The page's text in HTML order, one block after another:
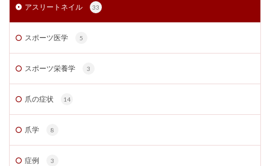
アスリートネイル 33
スポーツ医学 5
スポーツ栄養学 3
爪の症状 14
爪学 8
症例 3